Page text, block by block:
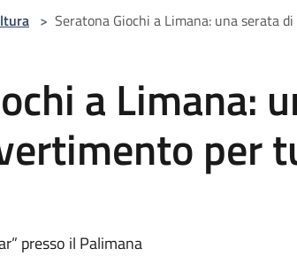
> Seratona Giochi a Limana: una serata
a Limana:
per
presso il Palimana